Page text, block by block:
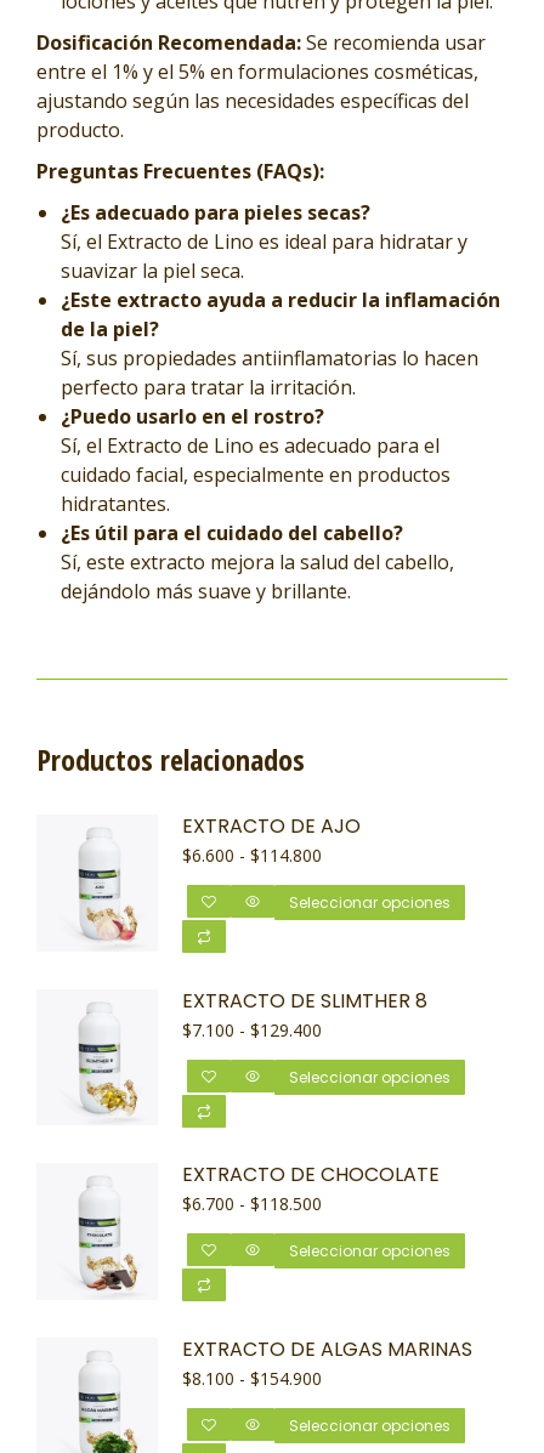
Dosificación Recomendada:Se recomienda usar
entre el 1% y el 5% en formulaciones cosméticas,
ajustando según las necesidades específicas del
producto.
Preguntas Frecuentes (FAQs):
¿Es adecuado para pieles secas?
Sí, el Extracto de Lino es ideal para hidratar y
suavizar la piel seca.
¿Este extracto ayuda a reducir la inflamación
de la piel?
Sí, sus propiedades antiinflamatorias lo hacen
perfecto para tratar la irritación.
¿Puedo usarlo en el rostro?
Sí, el Extracto de Lino es adecuado para el
cuidado facial, especialmente en productos
hidratantes.
¿Es útil para el cuidado del cabello?
Sí, este extracto mejora la salud del cabello,
dejándolo más suave y brillante.
Productos relacionados
EXTRACTO DE AJO
$6.600 - $114.800
Seleccionar opciones
EXTRACTO DE SLIMTHER 8
$7.100 - $129.400
Seleccionar opciones
EXTRACTO DE CHOCOLATE
$6.700 - $118.500
Seleccionar opciones
EXTRACTO DE ALGAS MARINAS
$8.100 - $154.900
Seleccionar opciones